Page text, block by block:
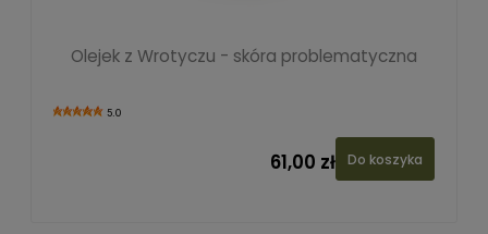
Olejek z Wrotyczu - skóra problematyczna
5.0
61,00 zł Do koszyka